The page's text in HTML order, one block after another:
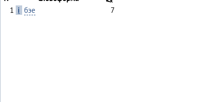
1
i бэе 7